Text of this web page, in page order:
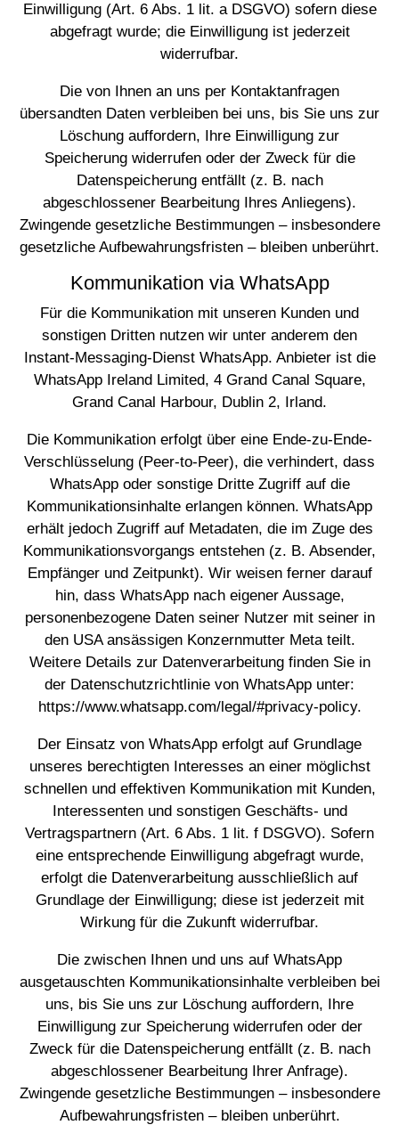
Einwilligung (Art. 6 Abs. 1 lit. a DSGVO) sofern diese
abgefragt wurde; die Einwilligung ist jederzeit
widerrufbar.
Die von Ihnen an uns per Kontaktanfragen
übersandten Daten verbleiben bei uns, bis Sie uns zur
Löschung auffordern, Ihre Einwilligung zur
Speicherung widerrufen oder der Zweck für die
Datenspeicherung entfällt (z. B. nach
abgeschlossener Bearbeitung Ihres Anliegens).
Zwingende gesetzliche Bestimmungen – insbesondere
gesetzliche Aufbewahrungsfristen – bleiben unberührt.
Kommunikation via WhatsApp
Für die Kommunikation mit unseren Kunden und
sonstigen Dritten nutzen wir unter anderem den
Instant-Messaging-Dienst WhatsApp. Anbieter ist die
WhatsApp Ireland Limited, 4 Grand Canal Square,
Grand Canal Harbour, Dublin 2, Irland.
Die Kommunikation erfolgt über eine Ende-zu-Ende-
Verschlüsselung (Peer-to-Peer), die verhindert, dass
WhatsApp oder sonstige Dritte Zugriff auf die
Kommunikationsinhalte erlangen können. WhatsApp
erhält jedoch Zugriff auf Metadaten, die im Zuge des
Kommunikationsvorgangs entstehen (z. B. Absender,
Empfänger und Zeitpunkt). Wir weisen ferner darauf
hin, dass WhatsApp nach eigener Aussage,
personenbezogene Daten seiner Nutzer mit seiner in
den USA ansässigen Konzernmutter Meta teilt.
Weitere Details zur Datenverarbeitung finden Sie in
der Datenschutzrichtlinie von WhatsApp unter:
https://www.whatsapp.com/legal/#privacy-policy.
Der Einsatz von WhatsApp erfolgt auf Grundlage
unseres berechtigten Interesses an einer möglichst
schnellen und effektiven Kommunikation mit Kunden,
Interessenten und sonstigen Geschäfts- und
Vertragspartnern (Art. 6 Abs. 1 lit. f DSGVO). Sofern
eine entsprechende Einwilligung abgefragt wurde,
erfolgt die Datenverarbeitung ausschließlich auf
Grundlage der Einwilligung; diese ist jederzeit mit
Wirkung für die Zukunft widerrufbar.
Die zwischen Ihnen und uns auf WhatsApp
ausgetauschten Kommunikationsinhalte verbleiben bei
uns, bis Sie uns zur Löschung auffordern, Ihre
Einwilligung zur Speicherung widerrufen oder der
Zweck für die Datenspeicherung entfällt (z. B. nach
abgeschlossener Bearbeitung Ihrer Anfrage).
Zwingende gesetzliche Bestimmungen – insbesondere
Aufbewahrungsfristen – bleiben unberührt.